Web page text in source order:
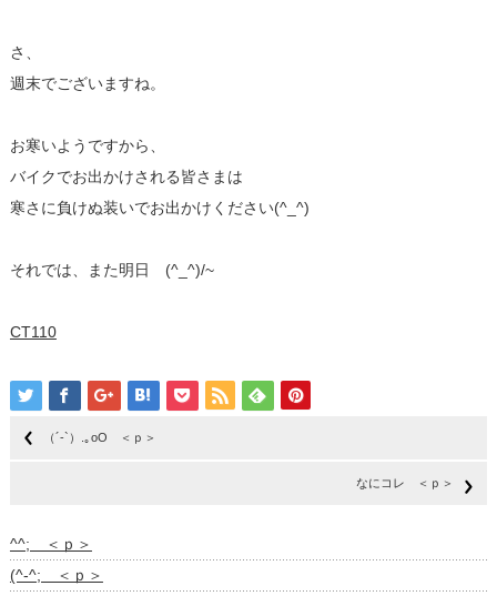
さ、
週末でございますね。
お寒いようですから、
バイクでお出かけされる皆さまは
寒さに負けぬ装いでお出かけください(^_^)
それでは、また明日 (^_^)/~
CT110
（´-`）.｡oO ＜ｐ＞
なにコレ ＜ｐ＞
^^; ＜ｐ＞
(^-^; ＜ｐ＞